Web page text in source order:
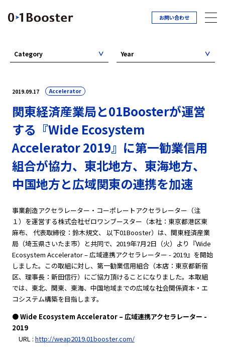
お問い合わせ
2019.09.17 Accelerator
関東経済産業局と01Boosterが運営
する『Wide Ecosystem
Accelerator 2019』に第一勧業信用
組合が協力、東北地方、東海地方、
中国地方と広域関東の連携を加速
事業創造アクセラレーター・コーポレートアクセラレーター（注
１）を運営する株式会社ゼロワンブースター（本社：東京都港区東
麻布、 代表取締役：鈴木規文、 以下01Booster）は、関東経済産業
局（埼玉県さいたま市）と共同で、2019年7月2日（火）より『Wide
Ecosystem Accelerator – 広域連携アクセラレーター - 2019』を開始
しました。この取組に対し、第一勧業信用組合（本店：東京都新宿
区、理事長：新田信行）にご協力頂けることになりました。本取組
では、東北、関東、東海、中国地域までの広域な社会関係資本・エ
コシステム構築を目指します。
● Wide Ecosystem Accelerator – 広域連携アクセラレーター -
2019
URL : http://weap2019.01booster.com/
Category Year